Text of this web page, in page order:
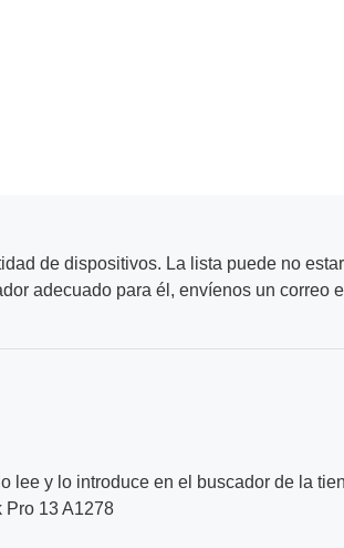
de dispositivos. La lista puede no
adecuado para él, envíenos un correo
lee y lo introduce en el buscador de la
Pro 13 A1278